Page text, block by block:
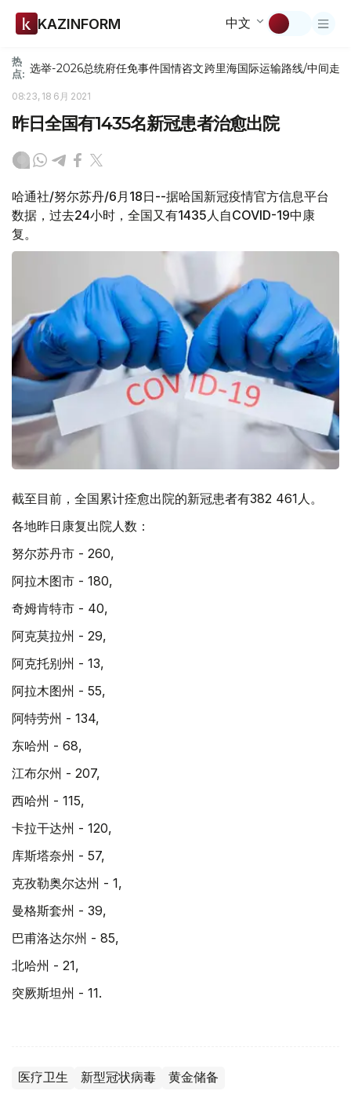
KAZINFORM 中文
热
点: 选举-2026总统府任免事件国情咨文跨里海国际运输路线/中间走廊
08:23, 18 6月 2021
昨日全国有1435名新冠患者治愈出院
哈通社/努尔苏丹/6月18日--据哈国新冠疫情官方信息平台
数据，过去24小时，全国又有1435人自COVID-19中康
复。
截至目前，全国累计痊愈出院的新冠患者有382 461人。
各地昨日康复出院人数：
努尔苏丹市 - 260,
阿拉木图市 - 180,
奇姆肯特市 - 40,
阿克莫拉州 - 29,
阿克托别州 - 13,
阿拉木图州 - 55,
阿特劳州 - 134,
东哈州 - 68,
江布尔州 - 207,
西哈州 - 115,
卡拉干达州 - 120,
库斯塔奈州 - 57,
克孜勒奥尔达州 - 1,
曼格斯套州 - 39,
巴甫洛达尔州 - 85,
北哈州 - 21,
突厥斯坦州 - 11.
医疗卫生 新型冠状病毒 黄金储备